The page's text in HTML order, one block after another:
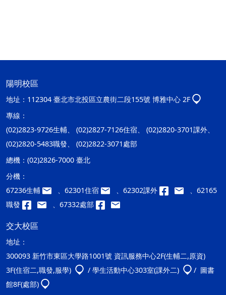
陽明校區
地址： 112304 臺北市北投區立農街二段155號 博雅中心 2F
專線：
(02)2823-9726生輔、 (02)2827-7126住宿、 (02)2820-3701課外、
(02)2820-5483職發、 (02)2822-3071處部
總機： (02)2826-7000 臺北
分機：
67236生輔
、62301住宿 、62302課外
、62165
職發
、67332處部
交大校區
地址：
300093 新竹市東區大學路1001號 資訊服務中心2F(生輔二,原資)
3F(住宿二,職發,服學)
/ 學生活動中心303室(課外二)
/ 圖書
館8F(處部)